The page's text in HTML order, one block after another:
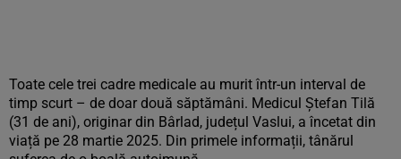
Toate cele trei cadre medicale au murit într-un interval de
timp scurt – de doar două săptămâni. Medicul Ștefan Tilă
(31 de ani), originar din Bârlad, județul Vaslui, a încetat din
viață pe 28 martie 2025. Din primele informații, tânărul